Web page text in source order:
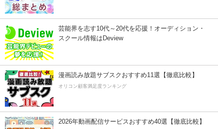
芸能界を志す10代～20代を応援！オーディション・
スクール情報はDeview
漫画読み放題サブスクおすすめ11選【徹底比較】
オリコン顧客満足度ランキング
2026年動画配信サービスおすすめ40選【徹底比較】